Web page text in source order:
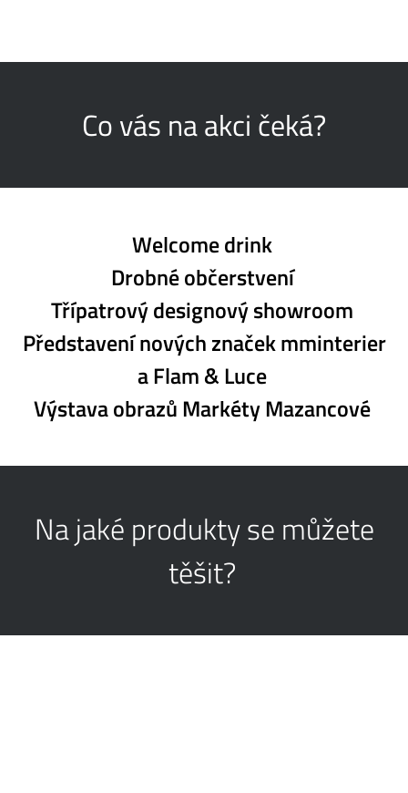
Co vás na akci čeká?
Welcome drink
Drobné občerstvení
Třípatrový designový showroom
Představení nových značek mminterier
a Flam & Luce
Výstava obrazů Markéty Mazancové
Na jaké produkty se můžete
těšit?